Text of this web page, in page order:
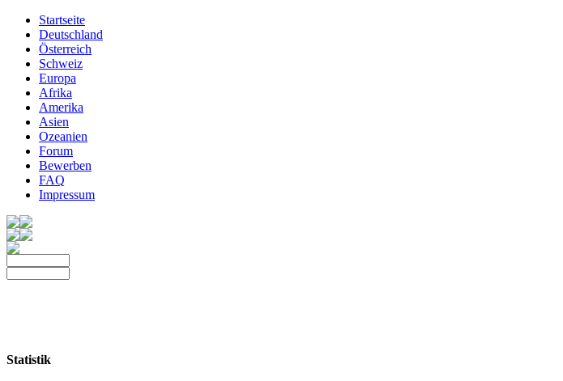
Startseite
Deutschland
Österreich
Schweiz
Europa
Afrika
Amerika
Asien
Ozeanien
Forum
Bewerben
FAQ
Impressum
Statistik